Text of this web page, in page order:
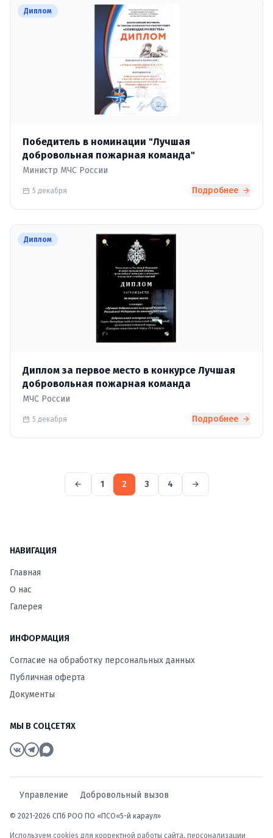
Диплом
Победитель в номинации "Лучшая
добровольная пожарная команда"
Министр МЧС России
5 декабря Подробнее
Диплом
Диплом за первое место в конкурсе Лучшая
добровольная пожарная команда
МЧС России
5 декабря Подробнее
1 2 3 4
НАВИГАЦИЯ
Главная
О нас
Галерея
ИНФОРМАЦИЯ
Согласие на обработку персональных данных
Публичная оферта
Документы
МЫ В СОЦСЕТЯХ
Управление Добровольный вызов
© 2021-2026 СПб РОО ПО «ПСО«5-й караул»
Используем cookies для корректной работы сайта, персонализации